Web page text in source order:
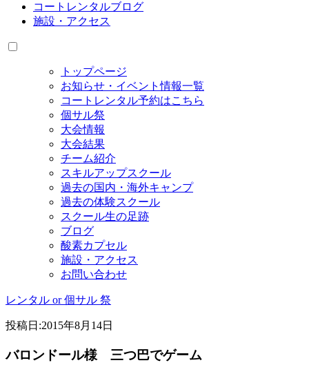
コートレンタルブログ
施設・アクセス
トップページ
お知らせ・イベント情報一覧
コートレンタル予約はこちら
個サル祭
大会情報
大会結果
チーム紹介
スキルアップスクール
過去の国内・海外キャンプ
過去の体験スクール
スクール生の足跡
ブログ
酸素カプセル
施設・アクセス
お問い合わせ
レンタル or 個サル 祭
投稿日:2015年8月14日
バロンドール様 三つ巴でゲーム